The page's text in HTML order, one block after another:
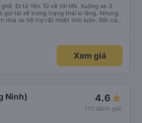
Đi từ Yên Tử về tới HN. Xuống xe 3
gọi tài xế trong trạng thái lo lắng. Nhưng
nhà xe hỗ trợ rất nhiệt tình luôn. Rất cảm
sức khoẻ, vạn dặm bình an ạ!
Xem giá
Ninh) 4.6
(70 đánh giá)